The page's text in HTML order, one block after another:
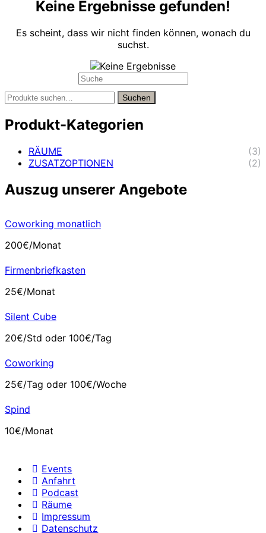
Keine Ergebnisse gefunden!
Es scheint, dass wir nicht finden können, wonach du
suchst.
Suche
nach:
Suche
nach:
Suchen
Produkt-Kategorien
RÄUME
(3)
ZUSATZOPTIONEN
(2)
Auszug unserer Angebote
Coworking monatlich
200€/Monat
Firmenbriefkasten
25€/Monat
Silent Cube
20€/Std oder 100€/Tag
Coworking
25€/Tag oder 100€/Woche
Spind
10€/Monat
Events
Anfahrt
Podcast
Räume
Impressum
Datenschutz